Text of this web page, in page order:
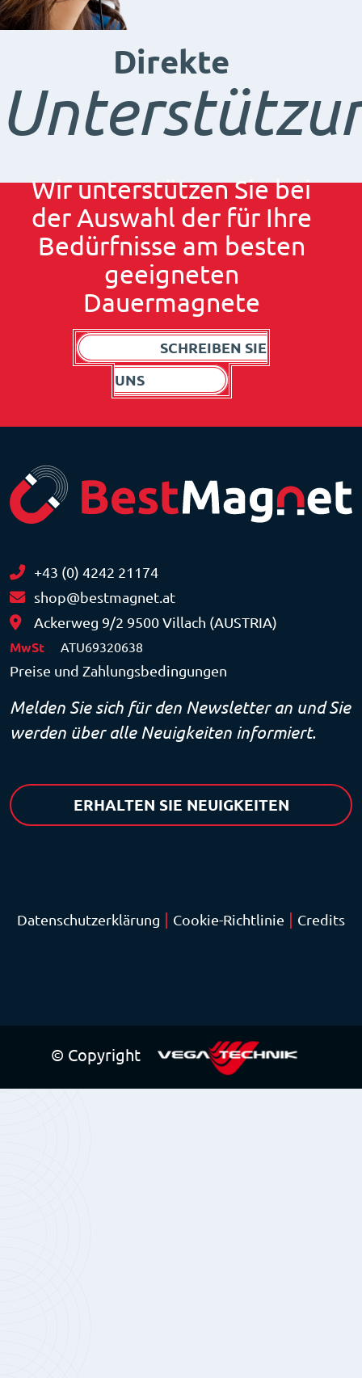
Direkte
Wir unterstützen Sie bei
der Auswahl der für Ihre
Bedürfnisse am besten
geeigneten
Dauermagnete
SCHREIBEN SIE
UNS
+43 (0) 4242 21174
shop@bestmagnet.at
Ackerweg 9/2 9500 Villach (AUSTRIA)
MwSt ATU69320638
Preise und Zahlungsbedingungen
Melden Sie sich für den Newsletter an und Sie
werden über alle Neuigkeiten informiert.
ERHALTEN SIE NEUIGKEITEN
Datenschutzerklärung Cookie-Richtlinie Credits
© Copyright